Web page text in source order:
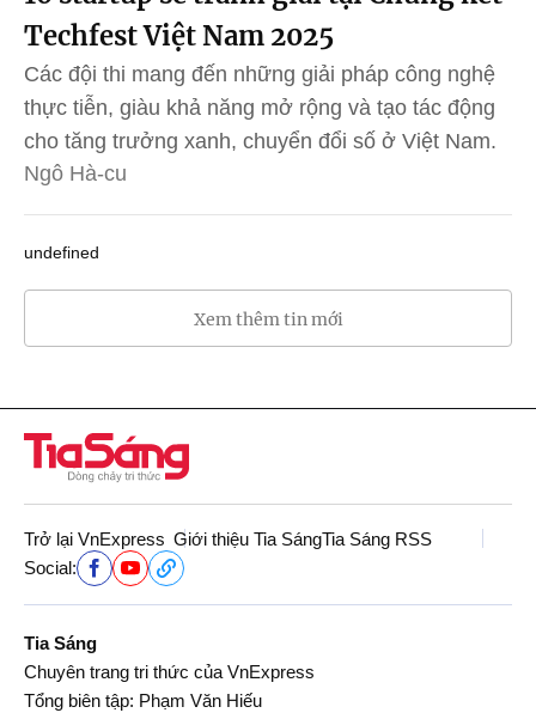
Techfest Việt Nam 2025
Các đội thi mang đến những giải pháp công nghệ
thực tiễn, giàu khả năng mở rộng và tạo tác động
cho tăng trưởng xanh, chuyển đổi số ở Việt Nam.
Ngô Hà-cu
undefined
Xem thêm tin mới
Trở lại VnExpress Giới thiệu Tia SángTia Sáng RSS
Social:
Tia Sáng
Chuyên trang tri thức của VnExpress
Tổng biên tập: Phạm Văn Hiếu